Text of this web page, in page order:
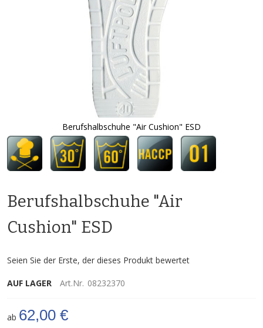
Berufshalbschuhe "Air Cushion" ESD
Zum
Anfang
der
Berufshalbschuhe "Air
Cushion" ESD
Seien Sie der Erste, der dieses Produkt bewertet
AUF LAGER Art.Nr. 08232370
ab 62,00 €